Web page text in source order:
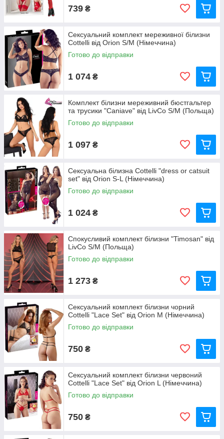
739 ₴
Сексуальний комплект мереживної білизни
Cottelli від Orion S/M (Німеччина)
Готово до відправки
1 074 ₴
Комплект білизни мереживний бюстгальтер
та трусики "Caniave" від LivCo S/M (Польща)
Готово до відправки
1 097 ₴
Cексуальна білизна Cottelli "dress or catsuit
set" від Orion S-L (Німеччина)
Готово до відправки
1 024 ₴
Спокусливий комплект білизни "Timosan" від
LivCo S/M (Польща)
Готово до відправки
1 273 ₴
Сексуальний комплект білизни чорний
Cottelli "Lace Set" від Orion M (Німеччина)
Готово до відправки
750 ₴
Сексуальний комплект білизни червоний
Cottelli "Lace Set" від Orion L (Німеччина)
Готово до відправки
750 ₴